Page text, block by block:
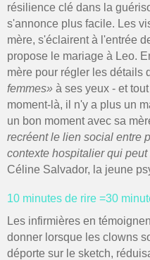
résilience clé dans la
s'annonce plus facile. Les
mère, s'éclairent à l'entrée
propose le mariage à Leo.
mère pour régler les détails
femmes» à ses yeux - et
moment-là, il n'y a plus un
un bon moment avec sa
recréent le lien social entre
contexte hospitalier qui
Céline Salvador, la jeune
10 minutes de rire =30
Les infirmières en
donner lorsque les clowns
déporte sur le sketch,